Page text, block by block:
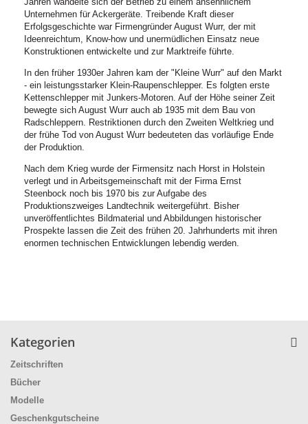
Unternehmen für Ackergeräte. Treibende Kraft dieser
Erfolgsgeschichte war Firmengründer August Wurr, der mit
Ideenreichtum, Know-how und unermüdlichen Einsatz neue
Konstruktionen entwickelte und zur Marktreife führte.
In den früher 1930er Jahren kam der "Kleine Wurr" auf den Markt
- ein leistungsstarker Klein-Raupenschlepper. Es folgten erste
Kettenschlepper mit Junkers-Motoren. Auf der Höhe seiner Zeit
bewegte sich August Wurr auch ab 1935 mit dem Bau von
Radschleppern. Restriktionen durch den Zweiten Weltkrieg und
der frühe Tod von August Wurr bedeuteten das vorläufige Ende
der Produktion.
Nach dem Krieg wurde der Firmensitz nach Horst in Holstein
verlegt und in Arbeitsgemeinschaft mit der Firma Ernst
Steenbock noch bis 1970 bis zur Aufgabe des
Produktionszweiges Landtechnik weitergeführt. Bisher
unveröffentlichtes Bildmaterial und Abbildungen historischer
Prospekte lassen die Zeit des frühen 20. Jahrhunderts mit ihren
enormen technischen Entwicklungen lebendig werden.
Kategorien
Zeitschriften
Bücher
Modelle
Geschenkgutscheine